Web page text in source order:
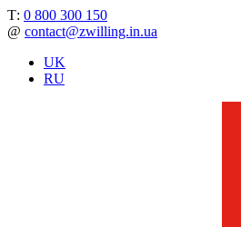
Т: 0 800 300 150
@ contact@zwilling.in.ua
UK
RU